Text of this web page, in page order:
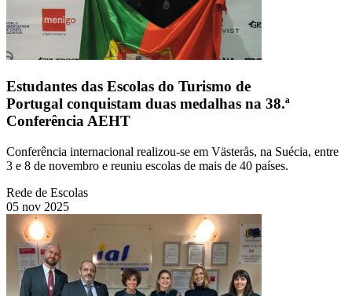
Estudantes das Escolas do Turismo de
Portugal conquistam duas medalhas na 38.ª
Conferência AEHT
Conferência internacional realizou-se em Västerås, na Suécia, entre
3 e 8 de novembro e reuniu escolas de mais de 40 países.
Rede de Escolas
05 nov 2025